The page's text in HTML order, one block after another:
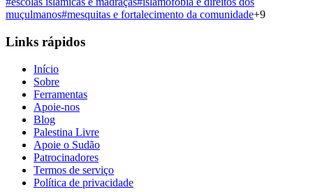
muçulmanos#mesquitas e fortalecimento da comunidade+9
Links rápidos
Início
Sobre
Ferramentas
Apoie-nos
Blog
Palestina Livre
Apoie o Sudão
Patrocinadores
Termos de serviço
Política de privacidade